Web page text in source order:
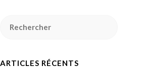
ARTICLES RÉCENTS